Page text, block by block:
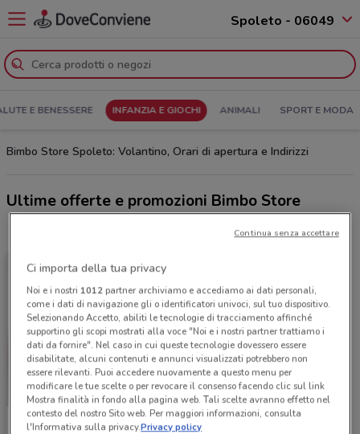
Spoleto - 06049
E BENESSERE INFANZIA E GIOCHI ANIMALI SPORT E MODA
Bimbo Store Spoleto: Volantino, Orari di apertura e Indirizzi
Ultime offerte e promozioni Bimbo Store
Bimbo Store
Ci importa della tua privacy
Noi e i nostri 1012partner archiviamo e accediamo ai dati personali,
come i dati di navigazione gli o identificatori univoci, sul tuo dispositivo.
Selezionando Accetto, abiliti le tecnologie di tracciamento affinché
supportino gli scopi mostrati alla voce "Noi e i nostri partner trattiamo i
dati da fornire". Nel caso in cui queste tecnologie dovessero essere
disabilitate, alcuni contenuti e annunci visualizzati potrebbero non
essere rilevanti. Puoi accedere nuovamente a questo menu per
modificare le tue scelte o per revocare il consenso facendo clic sul link
Mostra finalità in fondo alla pagina web. Tali scelte avranno effetto nel
contesto del nostro Sito web. Per maggiori informazioni, consulta
l'Informativa sulla privacy.Privacy policy
Continua senza accettare